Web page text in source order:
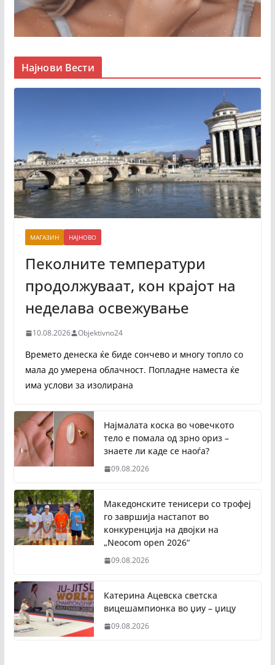
Најнови Вести
МАГАЗИН НАЈНОВО
Пеколните температури
продолжуваат, кон крајот на
неделава освежување
10.08.2026 Objektivno24
Времето денеска ќе биде сончево и многу топло со
мала до умерена облачност. Попладне наместа ќе
има услови за изолирана
Најмалата коска во човечкото
тело е помала од зрно ориз –
знаете ли каде се наоѓа?
09.08.2026
Македонските тенисери со трофеј
го завршија настапот во
конкуренција на двојки на
„Neocom open 2026“
09.08.2026
Катерина Ацевска светска
вицешампионка во џиу – џицу
09.08.2026